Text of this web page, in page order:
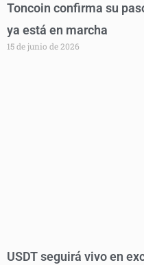
Toncoin confirma su
ya está en marcha
15 de junio de 2026
USDT seguirá vivo en